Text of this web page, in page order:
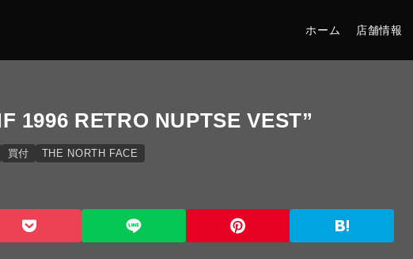
ホーム 店舗情報
1996 RETRO NUPTSE VEST”
買付 THE NORTH FACE